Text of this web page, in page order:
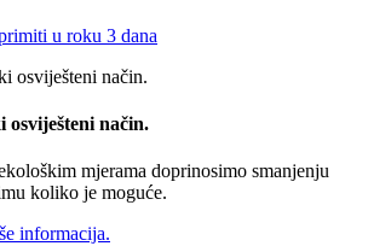
u roku 3 dana
osviješteni način.
mjerama doprinosimo smanjenju
koliko je moguće.
informacija.